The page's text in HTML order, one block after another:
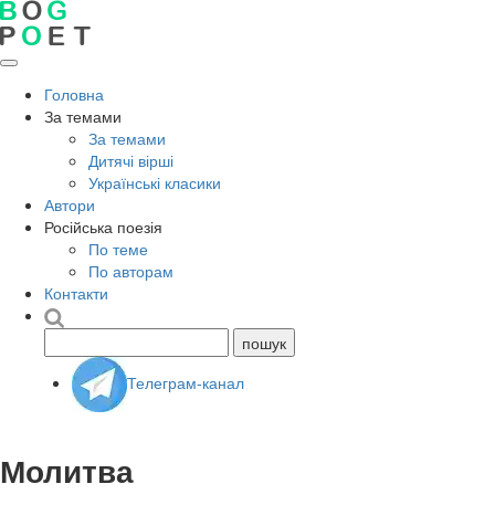
Головна
За темами
За темами
Дитячі вірші
Українські класики
Автори
Російська поезія
По теме
По авторам
Контакти
Телеграм-канал
Молитва